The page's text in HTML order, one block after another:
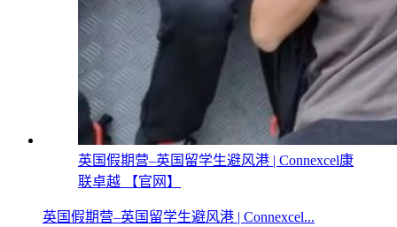
英国假期营–英国留学生避风港 | Connexcel康
联卓越 【官网】
英国假期营–英国留学生避风港 | Connexcel...